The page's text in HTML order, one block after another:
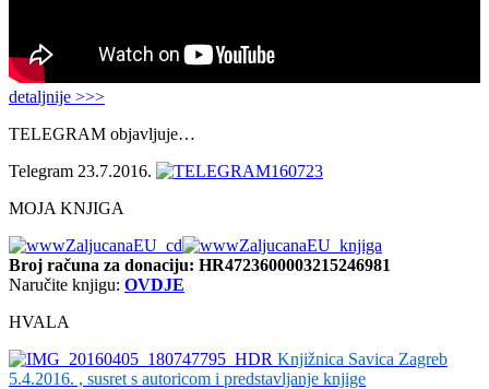
detaljnije >>>
TELEGRAM objavljuje…
Telegram 23.7.2016.
MOJA KNJIGA
Broj računa za donaciju: HR4723600003215246981
Naručite knjigu: OVDJE
HVALA
Knjižnica Savica Zagreb
5.4.2016. , susret s autoricom i predstavljanje knjige